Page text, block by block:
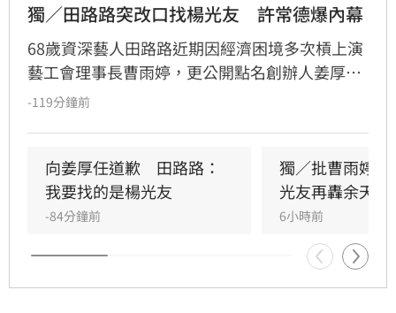
獨／田路路突改口找楊光友　許常德爆內幕
68歲資深藝人田路路近期因經濟困境多次槓上演
藝工會理事長曹雨婷，更公開點名創辦人姜厚任
出面，事後卻發文坦言搞錯對象，真正想找的是
德出面緩頰，建議田路路應先安頓好生活，並提
議透過口述歷史記錄資深藝人的故事。許常德同
時批評現任理事長曹雨婷不應神隱，呼籲工會應
展現具體作為照顧資深藝人，而非僅提供勞健保
功能。整起事件引發關注，田路路則強調目前先
處理身體狀況，後續發展仍待觀察。
-119分鐘前
向姜厚任道歉　田路路：
我要找的是楊光友
-84分鐘前
獨／批曹雨婷
光友再轟余天工
6小時前